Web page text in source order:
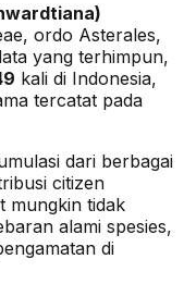
)
, ordo Asterales,
yang terhimpun,
kali di Indonesia,
tercatat pada
dari berbagai
citizen
mungkin tidak
alami spesies,
di